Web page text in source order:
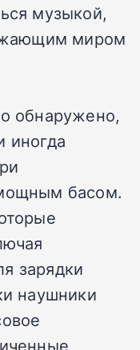
музыкой,
миром
обнаружено,
иногда
басом.
зарядки
наушники